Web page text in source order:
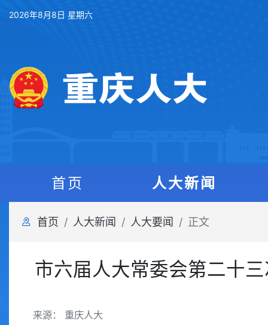
2026年8月8日 星期六
首页 人大新闻
首页 人大新闻 人大要闻 正文
市六届人大常委会第二十
来源： 重庆人大